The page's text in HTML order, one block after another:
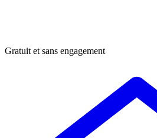
Gratuit et sans engagement